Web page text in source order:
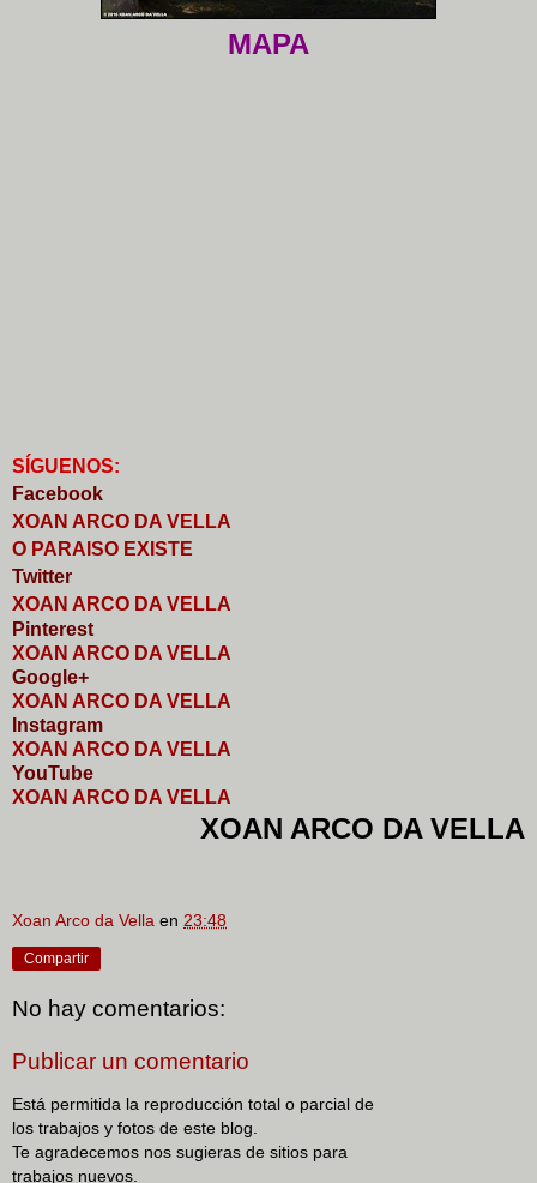
MAPA
S GUENOS:
Facebook
XOAN ARCO DA VELLA
O PARAISO EXISTE
Twitter
XOAN ARCO DA VELLA
Pinterest
XOAN ARCO DA VELLA
Google+
XOAN ARCO DA VELLA
nstagram
XOAN ARCO DA VELLA
YouTube
XOAN ARCO DA VELLA
XOAN ARCO DA VELLA
Xoan Arco da Vella en 23:48
Compartir
No hay comentarios:
Publicar un comentario
Está permitida la reproducción total o parcial de
los trabajos y fotos de este blog.
Te agradecemos nos sugieras de sitios para
trabajos nuevos.